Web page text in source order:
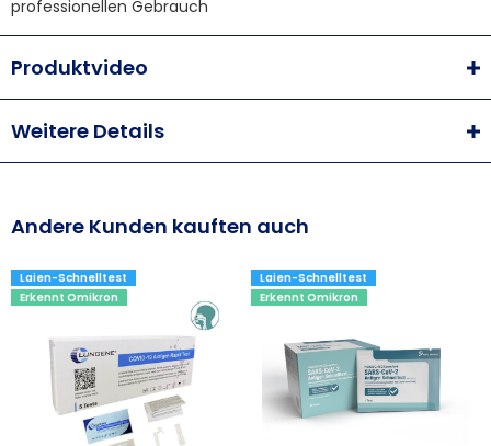
professionellen Gebrauch
Produktvideo
Weitere Details
Andere Kunden kauften auch
Laien-Schnelltest
Erkennt Omikron
Laien-Schnelltest
Erkennt Omikron